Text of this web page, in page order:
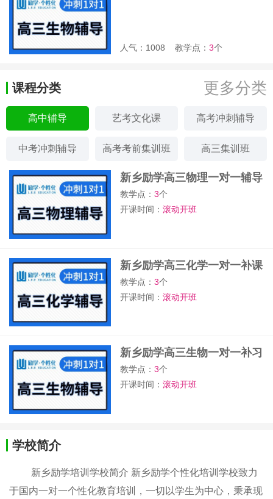
人气：1008 教学点：3个
课程分类 更多分类
高中辅导 艺考文化课 高考冲刺辅导
中考冲刺辅导 高考考前集训班 高三集训班
新乡励学高三物理一对一辅导
班
教学点：3个
开课时间：滚动开班
新乡励学高三化学一对一补课
班
教学点：3个
开课时间：滚动开班
新乡励学高三生物一对一补习
班
教学点：3个
开课时间：滚动开班
学校简介
新乡励学培训学校简介 新乡励学个性化培训学校致力
于国内一对一个性化教育培训，一切以学生为中心，秉承现